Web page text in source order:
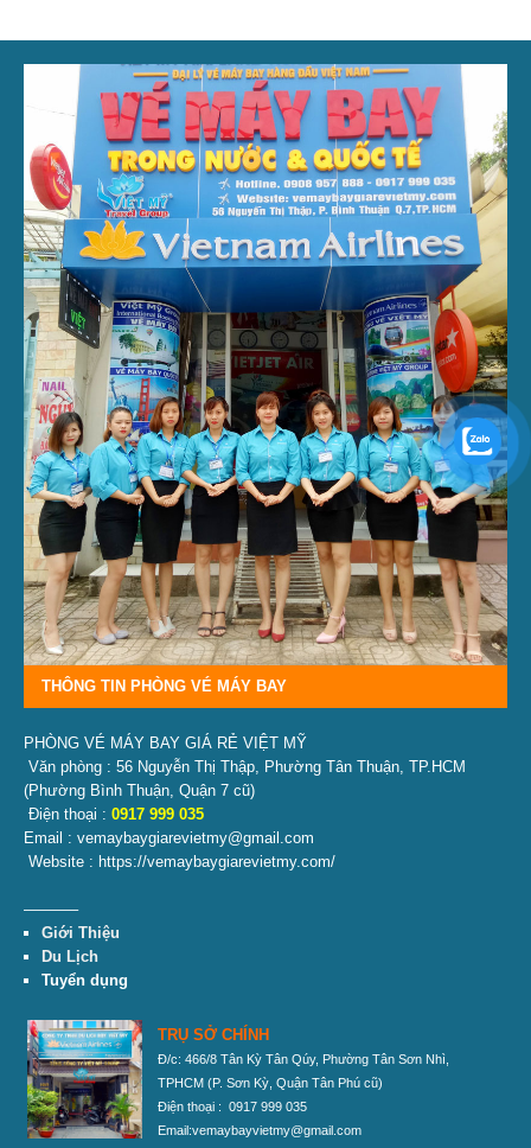
THÔNG TIN PHÒNG VÉ MÁY BAY
PHÒNG VÉ MÁY BAY GIÁ RẺ VIỆT MỸ
Văn phòng : 56 Nguyễn Thị Thập, Phường Tân Thuận, TP.HCM
(Phường Bình Thuận, Quận 7 cũ)
Điện thoại : 0917 999 035
Email : vemaybaygiarevietmy@gmail.com
Website : https://vemaybaygiarevietmy.com/
———–
Giới Thiệu
Du Lịch
Tuyển dụng
TRỤ SỞ CHÍNH
Đ/c: 466/8 Tân Kỳ Tân Qúy, Phường Tân Sơn Nhì,
TPHCM (P. Sơn Kỳ, Quận Tân Phú cũ)
Điện thoại : 0917 999 035
Email:vemaybayvietmy@gmail.com